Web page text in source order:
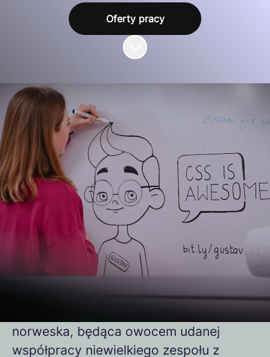
Oferty pracy
Przewiń do zawartości
Tworzymy przestrzeń,
w której technologia
spotyka się z ludzkim
podejściem
Forte Poland to hub technologiczny
będący częścią Forte Group.
Zaczynaliśmy jako firma polsko-
norweska, będąca owocem udanej
współpracy niewielkiego zespołu z